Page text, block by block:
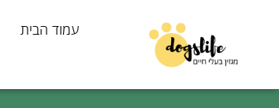
עמוד הבית